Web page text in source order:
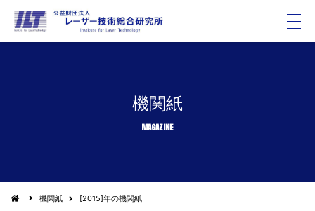
メ
ニ
ュ
機関紙
MAGAZINE
機関紙 [2015]年の機関紙